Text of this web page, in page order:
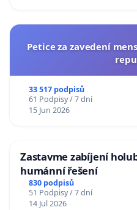
Petice za zavedení
33 517 podpisů
61 Podpisy / 7 dní
15 Jun 2026
Zastavme zabíjení
humánní řešení
830 podpisů
51 Podpisy / 7 dní
14 Jul 2026